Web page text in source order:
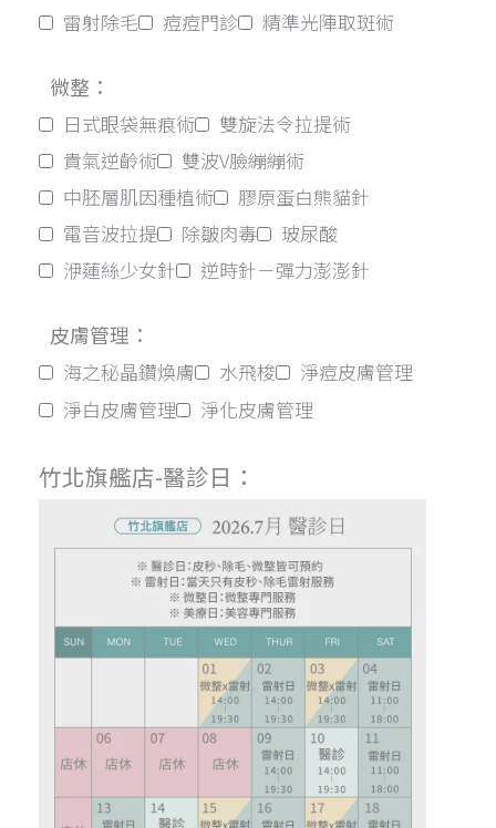
雷射除毛
痘痘門診 精準光陣取斑術
微整：
日式眼袋無痕術
雙旋法令拉提術
貴氣逆齡術
雙波V臉繃繃術
中胚層肌因種植術
膠原蛋白熊貓針
電音波拉提
除皺肉毒
玻尿酸
洢蓮絲少女針
逆時針－彈力澎澎針
皮膚管理：
海之秘晶鑽煥膚 水飛梭
淨痘皮膚管理
淨白皮膚管理
淨化皮膚管理
竹北旗艦店-醫診日：